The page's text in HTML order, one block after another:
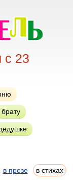
с 23
брату
в прозе в стихах